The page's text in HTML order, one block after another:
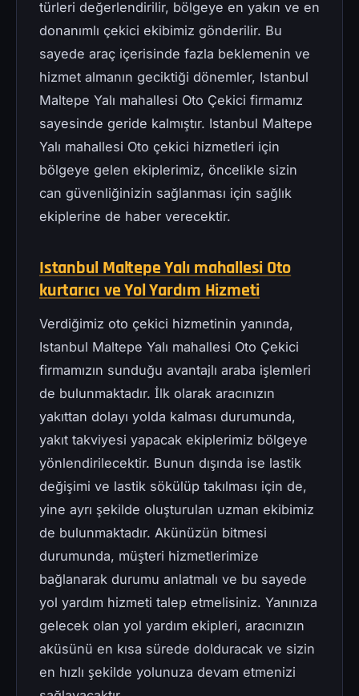
türleri değerlendirilir, bölgeye en yakın ve en
donanımlı çekici ekibimiz gönderilir. Bu
sayede araç içerisinde fazla beklemenin ve
hizmet almanın geciktiği dönemler, Istanbul
Maltepe Yalı mahallesi Oto Çekici firmamız
sayesinde geride kalmıştır. Istanbul Maltepe
Yalı mahallesi Oto çekici hizmetleri için
bölgeye gelen ekiplerimiz, öncelikle sizin
can güvenliğinizin sağlanması için sağlık
ekiplerine de haber verecektir.
Istanbul Maltepe Yalı mahallesi Oto
kurtarıcı ve Yol Yardım Hizmeti
Verdiğimiz oto çekici hizmetinin yanında,
Istanbul Maltepe Yalı mahallesi Oto Çekici
firmamızın sunduğu avantajlı araba işlemleri
de bulunmaktadır. İlk olarak aracınızın
yakıttan dolayı yolda kalması durumunda,
yakıt takviyesi yapacak ekiplerimiz bölgeye
yönlendirilecektir. Bunun dışında ise lastik
değişimi ve lastik sökülüp takılması için de,
yine ayrı şekilde oluşturulan uzman ekibimiz
de bulunmaktadır. Akünüzün bitmesi
durumunda, müşteri hizmetlerimize
bağlanarak durumu anlatmalı ve bu sayede
yol yardım hizmeti talep etmelisiniz. Yanınıza
gelecek olan yol yardım ekipleri, aracınızın
aküsünü en kısa sürede dolduracak ve sizin
en hızlı şekilde yolunuza devam etmenizi